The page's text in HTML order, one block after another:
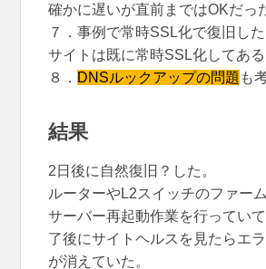
確かに遅いが直前まではOKだっ
７．事例で常時SSL化で復旧し
サイトは既に常時SSL化してある
８． DNSルックアップの問題 も
結果
2日後に自然復旧？した。
ルーターやL2スイッチのファー
サーバー再起動作業を行ってい
了後にサイトヘルスを見たらエ
が消えていた。